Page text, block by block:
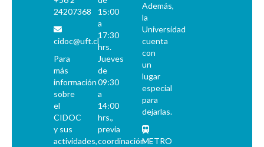
24207368
cidoc@uft.cl
Para
más
información
sobre
el
CIDOC
y sus
actividades,
15:00
a
17:30
hrs.
Jueves
de
09:30
a
14:00
hrs.,
previa
coordinación
Además,
la
Universidad
cuenta
con
un
lugar
especial
para
dejarlas.
METRO